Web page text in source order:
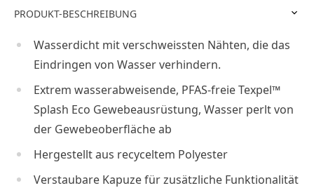
PRODUKT-BESCHREIBUNG
Wasserdicht mit verschweissten Nähten, die das
Eindringen von Wasser verhindern.
Extrem wasserabweisende, PFAS-freie Texpel™
Splash Eco Gewebeausrüstung, Wasser perlt von
der Gewebeoberfläche ab
Hergestellt aus recyceltem Polyester
Verstaubare Kapuze für zusätzliche Funktionalität